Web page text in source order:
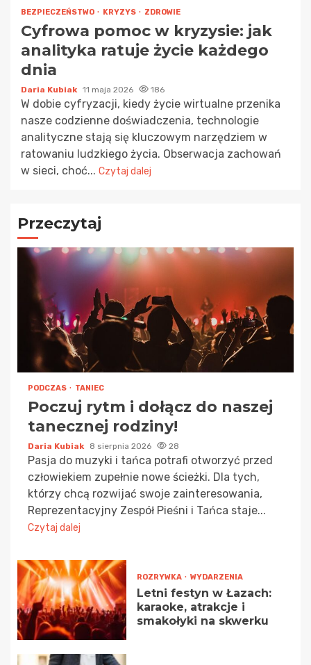
BEZPIECZEŃSTWO KRYZYS ZDROWIE
Cyfrowa pomoc w kryzysie: jak
analityka ratuje życie każdego
dnia
Daria Kubiak 11 maja 2026 186
W dobie cyfryzacji, kiedy życie wirtualne przenika
nasze codzienne doświadczenia, technologie
analityczne stają się kluczowym narzędziem w
ratowaniu ludzkiego życia. Obserwacja zachowań
w sieci, choć... Czytaj dalej
Przeczytaj
PODCZAS TANIEC
Poczuj rytm i dołącz do naszej
tanecznej rodziny!
Daria Kubiak 8 sierpnia 2026 28
Pasja do muzyki i tańca potrafi otworzyć przed
człowiekiem zupełnie nowe ścieżki. Dla tych,
którzy chcą rozwijać swoje zainteresowania,
Reprezentacyjny Zespół Pieśni i Tańca staje...
Czytaj dalej
ROZRYWKA WYDARZENIA
Letni festyn w Łazach:
karaoke, atrakcje i
smakołyki na skwerku